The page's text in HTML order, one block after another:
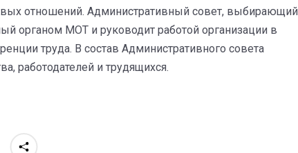
отношений. Административный совет, выбирающий
органом МОТ и руководит работой организации в
труда. В состав Административного совета
работодателей и трудящихся.